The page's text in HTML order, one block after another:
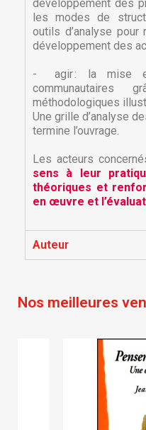
Ajouter à ma
add_circle_outline Créer une nouvelle
Créer une
Annuler
Connexion
développement des
les modes de
outils d’analyse
développement des
- agir : la mise
communautaires
méthodologiques
Une grille d’analyse
termine l’ouvrage.
Les acteurs
sens à leur
théoriques et
en œuvre et
Auteur
Nos meilleures